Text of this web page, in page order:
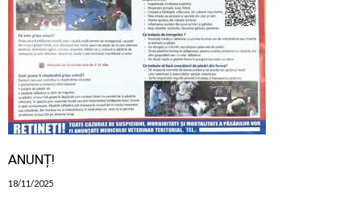
ANUNȚ!
18/11/2025